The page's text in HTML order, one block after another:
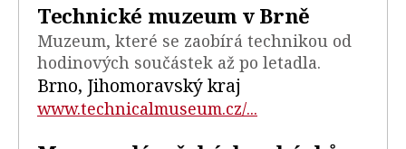
Technické muzeum v Brně
Muzeum, které se zaobírá technikou od
hodinových součástek až po letadla.
Brno, Jihomoravský kraj
www.technicalmuseum.cz/...